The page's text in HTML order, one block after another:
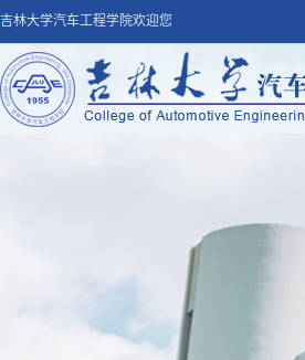
吉林大学汽车工程学院欢迎您